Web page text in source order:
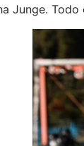
Junge.